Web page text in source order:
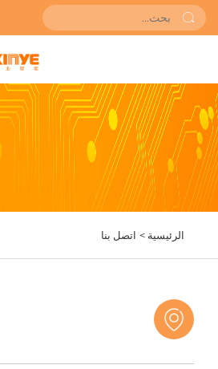
احصل على عرض أسعار
الرئيسية > اتصل بنا